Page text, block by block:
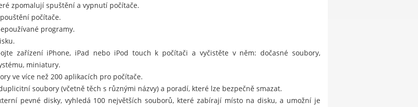
zpomalují spuštění a vypnutí počítače.
počítače.
programy.
zařízení iPhone, iPad nebo iPod touch k počítači a vyčistěte v něm: dočasné soubory,
miniatury.
ve více než 200 aplikacích pro počítače.
soubory (včetně těch s různými názvy) a poradí, které lze bezpečně smazat.
pevné disky, vyhledá 100 největších souborů, které zabírají místo na disku, a umožní je